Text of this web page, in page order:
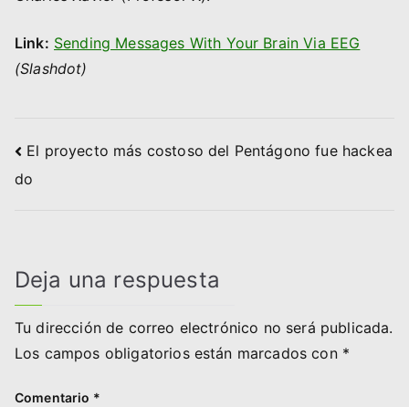
Link: Sending Messages With Your Brain Via EEG
(Slashdot)
Navegación
de
El proyecto más costoso del Pentágono fue hackea
do
Deja una respuesta
Tu dirección de correo electrónico no será publicada.
Los campos obligatorios están marcados con *
Comentario *